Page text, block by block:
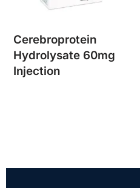
Cerebroprotein
Hydrolysate 60mg
Injection